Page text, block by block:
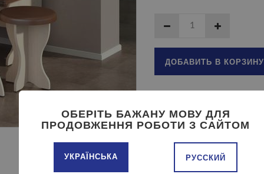
ДОБАВИТЬ В КОРЗИНУ
ОБЕРІТЬ БАЖАНУ МОВУ ДЛЯ
ПРОДОВЖЕННЯ РОБОТИ З САЙТОМ
УКРАЇНСЬКА РУССКИЙ